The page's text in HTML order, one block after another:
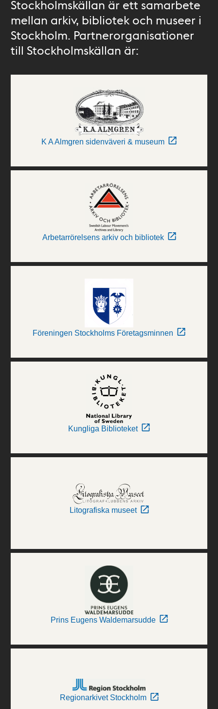
Stockholmskällan är ett samarbete
mellan arkiv, bibliotek och museer i
Stockholm. Partnerorganisationer
till Stockholmskällan är:
K A Almgren sidenväveri & museum
Arbetarrörelsens arkiv och bibliotek
Föreningen Stockholms Företagsminnen
Kungliga Biblioteket
Litografiska museet
Prins Eugens Waldemarsudde
Regionarkivet Stockholm